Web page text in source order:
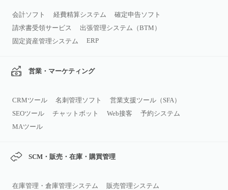
会計ソフト 経費精算システム
確定申告ソフト
請求書受領サービス
出張管理システム（BTM）
固定資産管理システム
ERP
営業・マーケティング
CRMツール 名刺管理ソフト
営業支援ツール（SFA）
SEOツール
チャットボット Web接客
予約システム
MAツール
SCM・販売・在庫・購買管理
在庫管理・倉庫管理システム
販売管理システム